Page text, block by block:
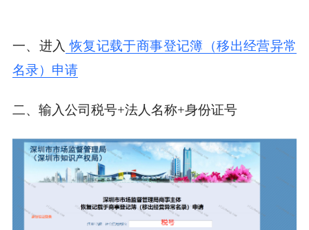
一、进入 恢复记载于商事登记簿（移出经营异常
名录）申请
二、输入公司税号+法人名称+身份证号